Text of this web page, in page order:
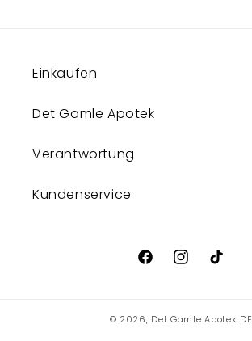
Einkaufen
Det Gamle Apotek
Verantwortung
Kundenservice
FacebookInstagram
TikTok
© 2026, Det Gamle Apotek DE